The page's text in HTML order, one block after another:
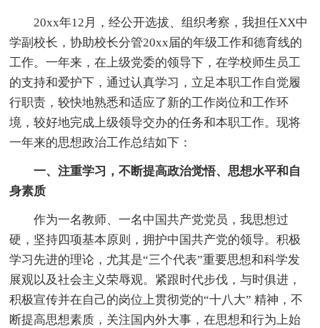
20xx年12月，经公开选拔、组织考察，我担任XX中
学副校长，协助校长分管20xx届的年级工作和德育线的
工作。一年来，在上级党委的领导下，在学校师生员工
的支持和爱护下，通过认真学习，立足本职工作自觉履
行职责，较快地熟悉和适应了新的工作岗位和工作环
境，较好地完成上级领导交办的任务和本职工作。现将
一年来的思想政治工作总结如下：
一、注重学习，不断提高政治觉悟、思想水平和自
身素质
作为一名教师、一名中国共产党党员，我思想过
硬，坚持四项基本原则，拥护中国共产党的领导。积极
学习先进的理论，尤其是“三个代表”重要思想和科学发
展观以及社会主义荣辱观。紧跟时代步伐，与时俱进，
积极宣传并在自己的岗位上贯彻党的“十八大” 精神，不
断提高思想素质，关注国内外大事，在思想和行为上始